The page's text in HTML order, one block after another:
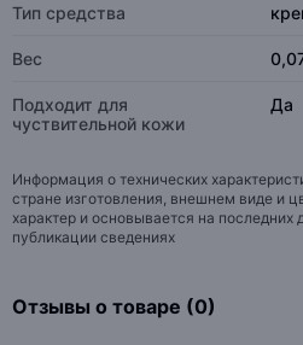
Тип средства
Вес
Подходит для
чуствительной кожи
Да
Информация о технических
стране изготовления, внешнем виде и
характер и основывается на последних
публикации сведениях
Отзывы о товаре (0)